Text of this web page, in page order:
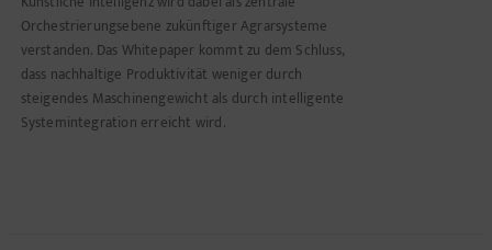
Orchestrierungsebene zukünftiger Agrarsysteme
verstanden. Das Whitepaper kommt zu dem Schluss,
dass nachhaltige Produktivität weniger durch
steigendes Maschinengewicht als durch intelligente
Systemintegration erreicht wird.